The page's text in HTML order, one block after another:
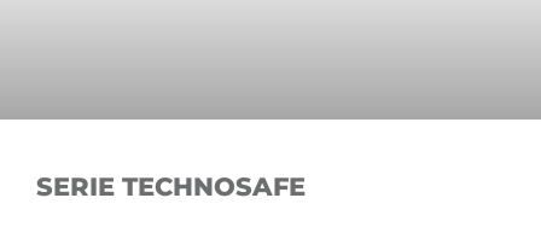
SERIE TECHNOSAFE